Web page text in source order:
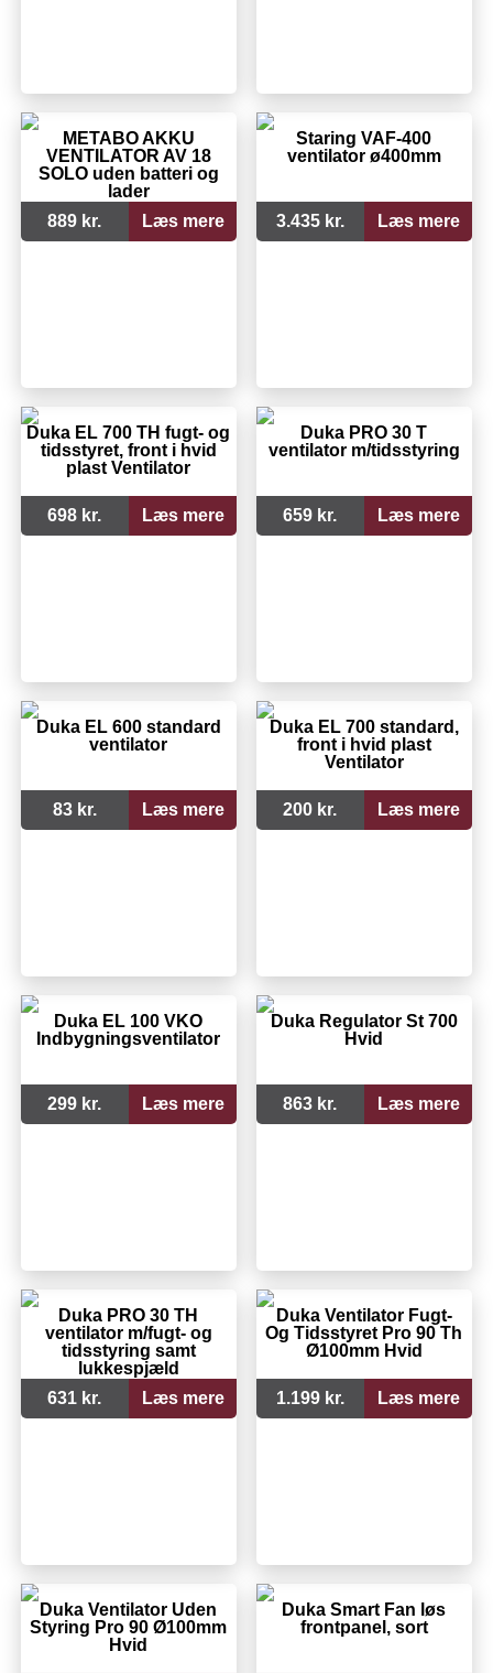
METABO AKKU
VENTILATOR AV 18
SOLO uden batteri og
lader
889 kr.
Læs mere
Staring VAF-400
ventilator ø400mm
3.435 kr. Læs mere
Duka EL 700 TH fugt- og
tidsstyret, front i hvid
plast Ventilator
698 kr. Læs mere
Duka PRO 30 T
ventilator m/tidsstyring
659 kr. Læs mere
Duka EL 600 standard
ventilator
83 kr. Læs mere
Duka EL 700 standard,
front i hvid plast
Ventilator
200 kr. Læs mere
Duka EL 100 VKO
Indbygningsventilator
299 kr. Læs mere
Duka Regulator St 700
Hvid
863 kr. Læs mere
Duka PRO 30 TH
ventilator m/fugt- og
tidsstyring samt
lukkespjæld
631 kr.
Læs mere
Duka Ventilator Fugt-
Og Tidsstyret Pro 90 Th
Ø100mm Hvid
1.199 kr. Læs mere
Duka Ventilator Uden
Styring Pro 90 Ø100mm
Hvid
Duka Smart Fan løs
frontpanel, sort